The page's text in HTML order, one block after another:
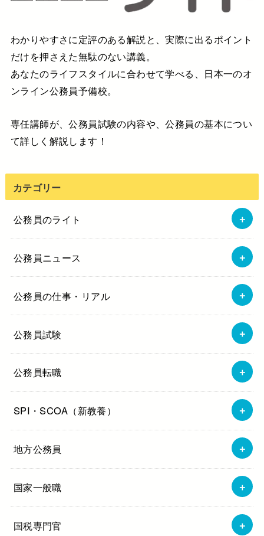
わかりやすさに定評のある解説と、実際に出るポイント
だけを押さえた無駄のない講義。
あなたのライフスタイルに合わせて学べる、日本一のオ
ンライン公務員予備校。
専任講師が、公務員試験の内容や、公務員の基本につい
て詳しく解説します！
カテゴリー
公務員のライト
公務員ニュース
公務員の仕事・リアル
公務員試験
公務員転職
SPI・SCOA（新教養）
地方公務員
国家一般職
国税専門官